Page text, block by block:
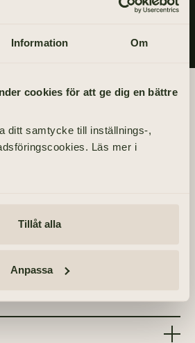
Information Om
cookies för att ge dig en bättre
ditt samtycke till inställnings-,
Läs mer i
Tillåt alla
Anpassa